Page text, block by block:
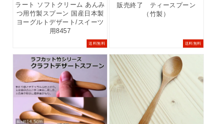
ラート ソフトクリーム あんみ
つ用竹製スプーン 国産日本製
ヨーグルトデザート/スイーツ
用8457
送料無料
販売終了 ティースプーン
（竹製）
送料無料